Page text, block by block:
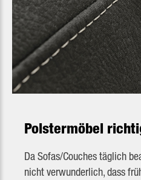
Polstermöbel
Da Sofas/Couches täglich
nicht verwunderlich, dass